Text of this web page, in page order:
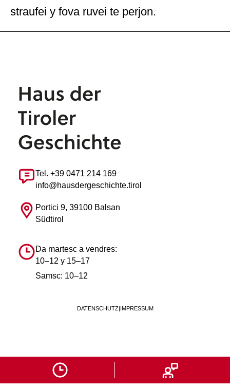
straufei y fova ruvei te perjon.
Tel. +39 0471 214 169
info@hausdergeschichte.tirol
Portici 9, 39100 Balsan
Südtirol
Da martesc a vendres:
10–12 y 15–17
Samsc: 10–12
DATENSCHUTZ|IMPRESSUM